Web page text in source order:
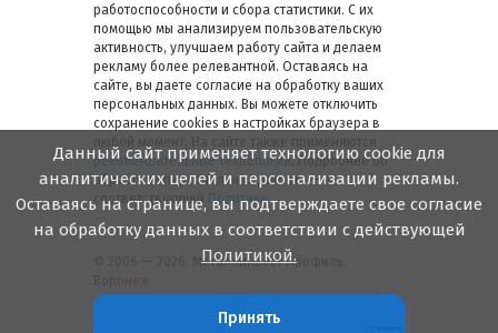
работоспособности и сбора статистики. С их
помощью мы анализируем пользовательскую
активность, улучшаем работу сайта и делаем
рекламу более релевантной. Оставаясь на
сайте, вы даете согласие на обработку ваших
персональных данных. Вы можете отключить
сохранение cookies в настройках браузера в
рекомендательные технологии. Подробнее об
обработке персональных данных — в
соответствующей
Политике.
© 2006 — 2026. Металлинвест Профиль.
Данный сайт применяет технологию cookie для
аналитических целей и персонализации рекламы.
Оставаясь на странице, вы подтверждаете свое согласие
на обработку данных в соответствии с действующей
Политикой.
Принять